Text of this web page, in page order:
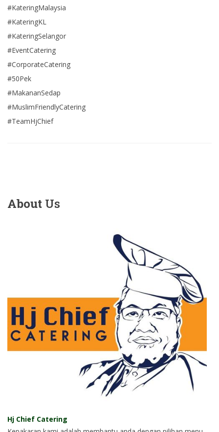
#KateringMalaysia
#KateringKL
#KateringSelangor
#EventCatering
#CorporateCatering
#50Pek
#MakananSedap
#MuslimFriendlyCatering
#TeamHjChief
About Us
Hj Chief Catering